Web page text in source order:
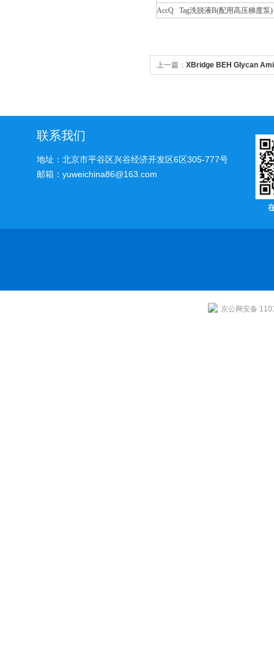
AccQ Tag洗脱液B(配用高压梯度泵)
上一篇： XBridge BEH Glycan
联系我们
地址：北京市平谷区兴谷经济开发区6区305-777号
邮箱：yuweichina86@163.com
京公网安备